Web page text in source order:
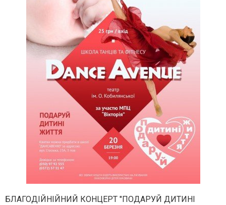
БЛАГОДІЙНІЙНИЙ КОНЦЕРТ "ПОДАРУЙ ДИТИНІ